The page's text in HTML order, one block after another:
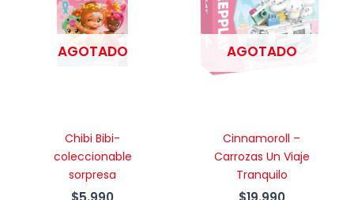
AGOTADO
Chibi Bibi-
coleccionable
sorpresa
AGOTADO
Cinnamoroll –
Carrozas Un Viaje
Tranquilo